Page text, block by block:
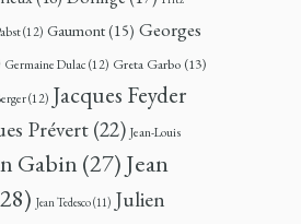
(12) Gaumont(15) Georges
Germaine Dulac (12) Greta Garbo (13)
(12) Jacques Feyder
Prévert(22) Jean-Louis
Gabin (27) Jean
Jean Tedesco(11) Julien